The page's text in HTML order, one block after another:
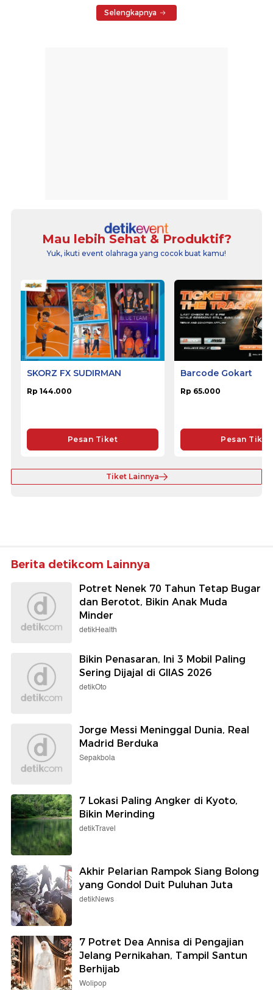
Selengkapnya
Mau lebih Sehat & Produktif?
Yuk, ikuti event olahraga yang cocok buat kamu!
SKORZ FX SUDIRMAN
Rp 144.000
Pesan Tiket
Barcode Gokart
Rp 65.000
Pesan Tiket
Tiket Lainnya
Berita detikcom Lainnya
Potret Nenek 70 Tahun Tetap Bugar
dan Berotot, Bikin Anak Muda
Minder
detikHealth
Bikin Penasaran, Ini 3 Mobil Paling
Sering Dijajal di GIIAS 2026
detikOto
Jorge Messi Meninggal Dunia, Real
Madrid Berduka
Sepakbola
7 Lokasi Paling Angker di Kyoto,
Bikin Merinding
detikTravel
Akhir Pelarian Rampok Siang Bolong
yang Gondol Duit Puluhan Juta
detikNews
7 Potret Dea Annisa di Pengajian
Jelang Pernikahan, Tampil Santun
Berhijab
Wolipop